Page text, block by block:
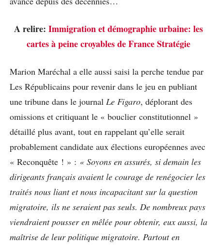
A relire: Immigration et démographie urbaine: les
cartes à peine croyables de France Stratégie
Marion Maréchal a elle aussi saisi la perche tendue par
Les Républicains pour revenir dans le jeu en publiant
une tribune dans le journal Le Figaro, déplorant des
omissions et critiquant le « bouclier constitutionnel »
détaillé plus avant, tout en rappelant qu’elle serait
probablement candidate aux élections européennes avec
« Reconquête ! » : « Soyons en assurés, si demain les
dirigeants français avaient le courage de renégocier les
traités nous liant et nous incapacitant sur la question
migratoire, ils ne seraient pas seuls. De nombreux pays
viendraient pousser en mêlée pour obtenir, eux aussi, la
maîtrise de leur politique migratoire. Partout en